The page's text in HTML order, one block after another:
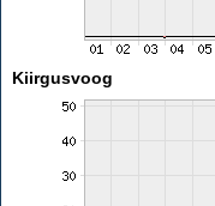
Kiirgusvoog